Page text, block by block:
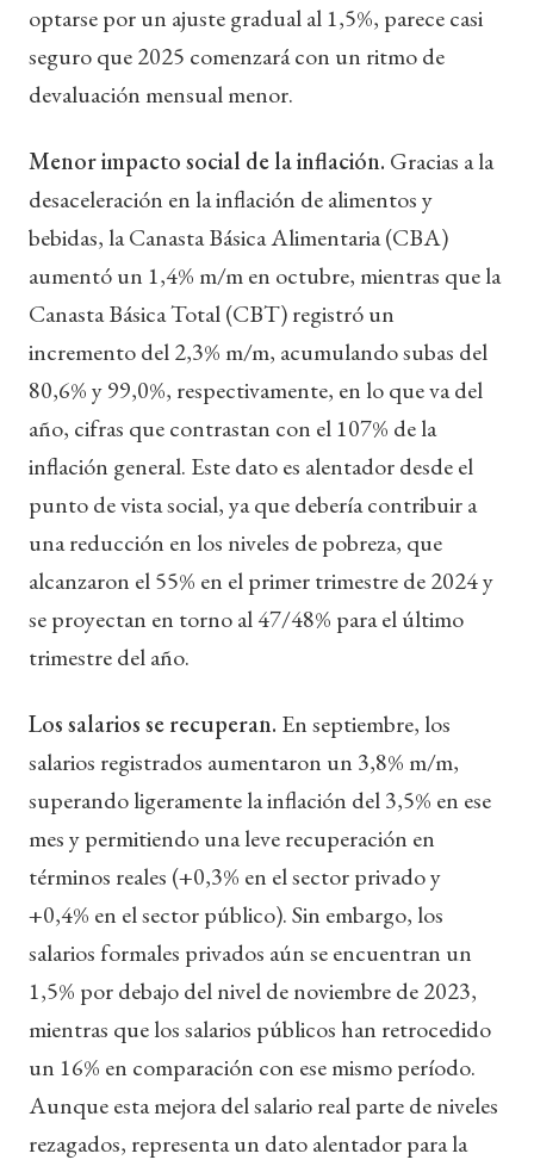
optarse por un ajuste gradual al 1,5%, parece casi
seguro que 2025 comenzará con un ritmo de
devaluación mensual menor.
Menor impacto social de la inflación. Gracias a la
desaceleración en la inflación de alimentos y
bebidas, la Canasta Básica Alimentaria (CBA)
aumentó un 1,4% m/m en octubre, mientras que la
Canasta Básica Total (CBT) registró un
incremento del 2,3% m/m, acumulando subas del
80,6% y 99,0%, respectivamente, en lo que va del
año, cifras que contrastan con el 107% de la
inflación general. Este dato es alentador desde el
punto de vista social, ya que debería contribuir a
una reducción en los niveles de pobreza, que
alcanzaron el 55% en el primer trimestre de 2024 y
se proyectan en torno al 47/48% para el último
trimestre del año.
Los salarios se recuperan. En septiembre, los
salarios registrados aumentaron un 3,8% m/m,
superando ligeramente la inflación del 3,5% en ese
mes y permitiendo una leve recuperación en
términos reales (+0,3% en el sector privado y
+0,4% en el sector público). Sin embargo, los
salarios formales privados aún se encuentran un
1,5% por debajo del nivel de noviembre de 2023,
mientras que los salarios públicos han retrocedido
un 16% en comparación con ese mismo período.
Aunque esta mejora del salario real parte de niveles
rezagados, representa un dato alentador para la